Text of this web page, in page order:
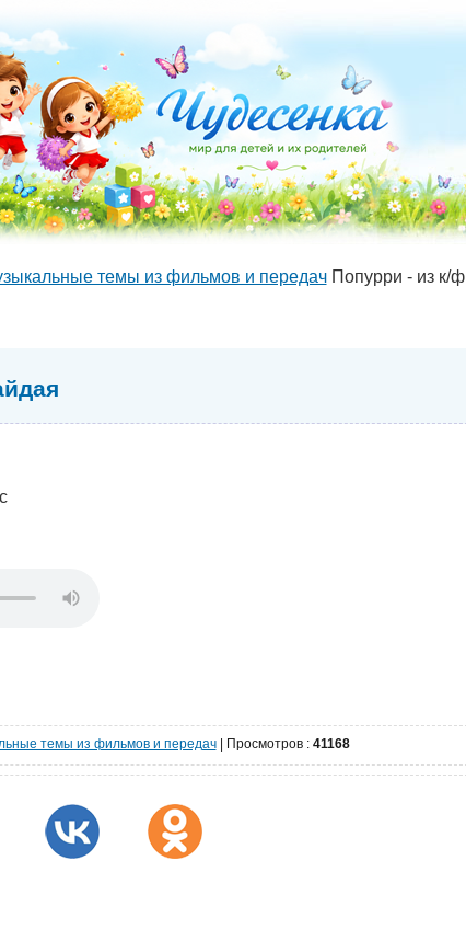
темы из фильмов и передачПопурри - из к/ф
темы из фильмов и передач| Просмотров : 41168